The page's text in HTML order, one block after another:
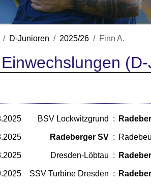
D-Junioren 2025/26 Finn A.
BSV Lockwitzgrund :
Radeberger SV :
Dresden-Löbtau :
SSV Turbine Dresden :